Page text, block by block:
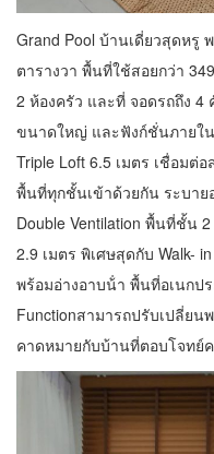
Grand Pool บ้านเดี่ยวสุดหรู
ตารางวา พื้นที่ใช้สอยกว่า
2 ห้องครัว และที่ จอดรถถึง 4
ขนาดใหญ่ และฟังก์ชั่นภายใน
Triple Loft 6.5 เมตร เชื่อม
พื้นที่ทุกชั้นเข้าด้วยกัน ระบาย
Double Ventilation พื้นที่ชั้น
2.9 เมตร พิเศษสุดกับ Walk-
พร้อมอ่างอาบน้ํา พื้นที่อเนกป
Functionสามารถปรับเปลี่ย
คาดหมายกับบ้านที่ตอบโจทย์